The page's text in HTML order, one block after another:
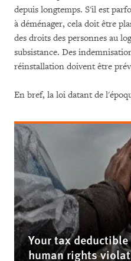
depuis longtemps. S'il est
à déménager, cela doit être
des droits des personnes au
subsistance. Des
réinstallation doivent être
En bref, la loi datant de
Your tax
human rights